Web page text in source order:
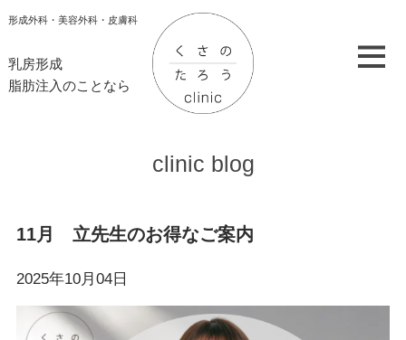
形成外科・美容外科・皮膚科
乳房形成
脂肪注入のことなら
clinic blog
11月 立先生のお得なご案内
2025年10月04日